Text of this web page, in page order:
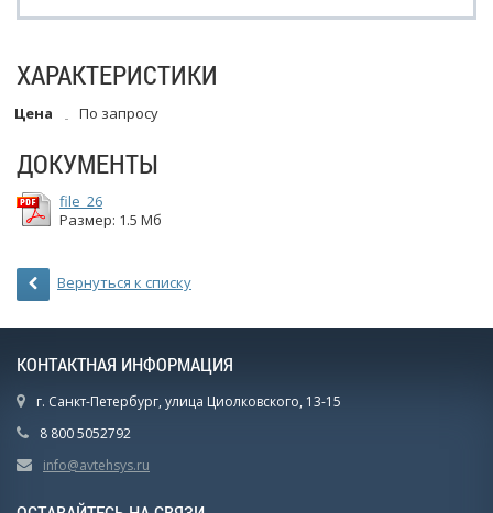
ХАРАКТЕРИСТИКИ
Цена По запросу
ДОКУМЕНТЫ
file_26
Размер: 1.5 Мб
Вернуться к списку
КОНТАКТНАЯ ИНФОРМАЦИЯ
г. Санкт-Петербург, улица Циолковского, 13-15
8 800 5052792
info@avtehsys.ru